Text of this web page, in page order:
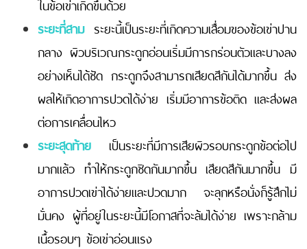
ระยะที่สาม ระยะนี้เป็นระยะที่เกิดความเสื่อมของข้อเข่าปาน
กลาง ผิวบริเวณกระดูกอ่อนเริ่มมีการกร่อนตัวและบางลง
อย่างเห็นได้ชัด กระดูกจึงสามารถเสียดสีกันได้มากขึ้น ส่ง
ผลให้เกิดอาการปวดได้ง่าย เริ่มมีอาการข้อติด และส่งผล
ต่อการเคลื่อนไหว
ระยะสุดท้าย เป็นระยะที่มีการเสียผิวรอบกระดูกข้อต่อไป
มากแล้ว ทำให้กระดูกชิดกันมากขึ้น เสียดสีกันมากขึ้น มี
อาการปวดเข่าได้ง่ายและปวดมาก จะลุกหรือนั่งก็รู้สึกไม่
มั่นคง ผู้ที่อยู่ในระยะนี้มีโอกาสที่จะล้มได้ง่าย เพราะกล้าม
เนื้อรอบๆ ข้อเข่าอ่อนแรง